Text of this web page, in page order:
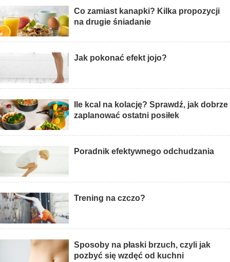
Co zamiast kanapki? Kilka propozycji
na drugie śniadanie
Jak pokonać efekt jojo?
Ile kcal na kolację? Sprawdź, jak dobrze
zaplanować ostatni posiłek
Poradnik efektywnego odchudzania
Trening na czczo?
Sposoby na płaski brzuch, czyli jak
pozbyć się wzdęć od kuchni